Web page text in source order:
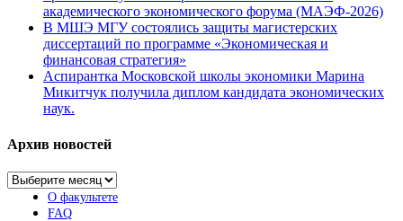
академического экономического форума (МАЭФ-2026)
В МШЭ МГУ состоялись защиты магистерских
диссертаций по программе «Экономическая и
финансовая стратегия»
Аспирантка Московской школы экономики Марина
Микитчук получила диплом кандидата экономических
наук.
Архив новостей
Архив
новостейО факультете
FAQ